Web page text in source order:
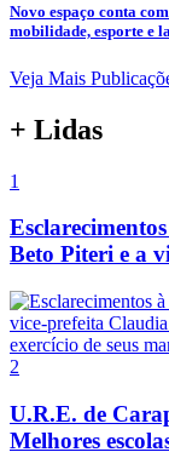
Novo espaço conta
mobilidade, esporte e
Veja Mais
+ Lidas
1
Beto Piteri e a
2
U.R.E. de
Melhores